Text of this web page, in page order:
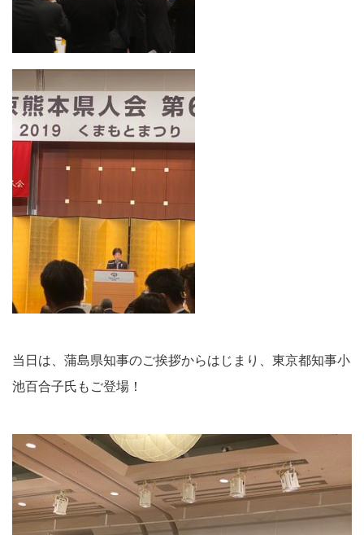
当日は、蒲島県知事のご挨拶からはじまり、東京都知事小
池百合子氏もご登場！